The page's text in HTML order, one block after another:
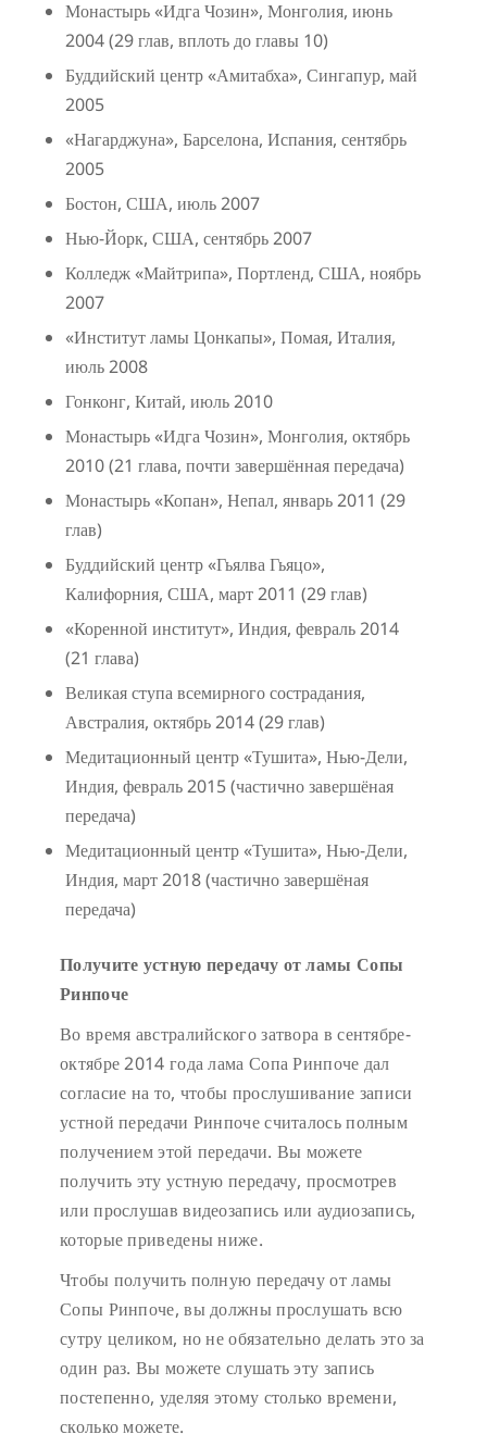
Монастырь «Идга Чозин», Монголия, июнь
2004 (29 глав, вплоть до главы 10)
Буддийский центр «Амитабха», Сингапур, май
2005
«Нагарджуна», Барселона, Испания, сентябрь
2005
Бостон, США, июль 2007
Нью-Йорк, США, сентябрь 2007
Колледж «Майтрипа», Портленд, США, ноябрь
2007
«Институт ламы Цонкапы», Помая, Италия,
июль 2008
Гонконг, Китай, июль 2010
Монастырь «Идга Чозин», Монголия, октябрь
2010 (21 глава, почти завершённая передача)
Монастырь «Копан», Непал, январь 2011 (29
глав)
Буддийский центр «Гьялва Гьяцо»,
Калифорния, США, март 2011 (29 глав)
«Коренной институт», Индия, февраль 2014
(21 глава)
Великая ступа всемирного сострадания,
Австралия, октябрь 2014 (29 глав)
Медитационный центр «Тушита», Нью-Дели,
Индия, февраль 2015 (частично завершёная
передача)
Медитационный центр «Тушита», Нью-Дели,
Индия, март 2018 (частично завершёная
передача)
Получите устную передачу от ламы Сопы
Ринпоче
Во время австралийского затвора в сентябре-
октябре 2014 года лама Сопа Ринпоче дал
согласие на то, чтобы прослушивание записи
устной передачи Ринпоче считалось полным
получением этой передачи. Вы можете
получить эту устную передачу, просмотрев
или прослушав видеозапись или аудиозапись,
которые приведены ниже.
Чтобы получить полную передачу от ламы
Сопы Ринпоче, вы должны прослушать всю
сутру целиком, но не обязательно делать это за
один раз. Вы можете слушать эту запись
постепенно, уделяя этому столько времени,
сколько можете.